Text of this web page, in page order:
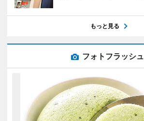
もっと見る
フォトフラッシュ